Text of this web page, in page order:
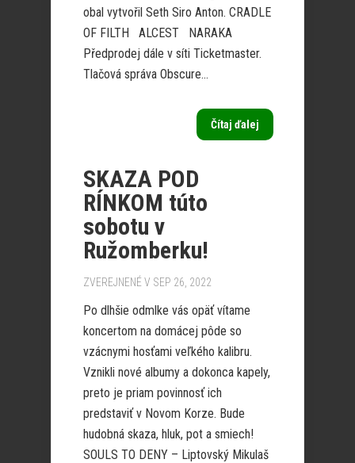
obal vytvořil Seth Siro Anton. CRADLE
OF FILTH ALCEST NARAKA
Předprodej dále v síti Ticketmaster.
Tlačová správa Obscure...
Čítaj ďalej
SKAZA POD
RÍNKOM túto
sobotu v
Ružomberku!
ZVEREJNENÉ V SEP 26, 2022
Po dlhšie odmlke vás opäť vítame
koncertom na domácej pôde so
vzácnymi hosťami veľkého kalibru.
Vznikli nové albumy a dokonca kapely,
preto je priam povinnosť ich
predstaviť v Novom Korze. Bude
hudobná skaza, hluk, pot a smiech!
SOULS TO DENY – Liptovský Mikulaš